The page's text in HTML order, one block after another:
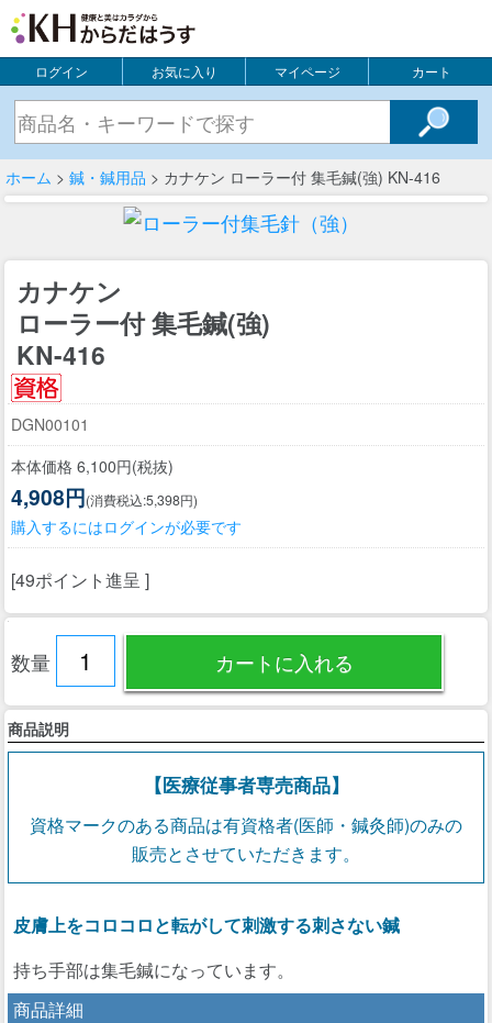
ログイン お気に入り マイページ カート
ホーム > 鍼・鍼用品 > カナケン ローラー付 集毛鍼(強) KN-416
カナケン
ローラー付 集毛鍼(強)
KN-416
DGN00101
本体価格 6,100円(税抜)
4,908円(消費税込:5,398円)
購入するにはログインが必要です
[49ポイント進呈 ]
数量
商品説明
【医療従事者専売商品】
資格マークのある商品は有資格者(医師・鍼灸師)のみの
販売とさせていただきます。
皮膚上をコロコロと転がして刺激する刺さない鍼
持ち手部は集毛鍼になっています。
商品詳細